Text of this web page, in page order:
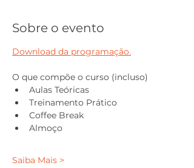
Sobre o evento
Download da programação.
O que compõe o curso (incluso)
Aulas Teóricas
Treinamento Prático
Coffee Break
Almoço
Saiba Mais >